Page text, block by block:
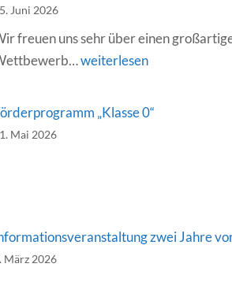
Juni 2026
freuen uns sehr über einen
Sieger
Stadtradeln
weiterlesen
„Klasse 0“
Mai 2026
zwei Jahre
März 2026